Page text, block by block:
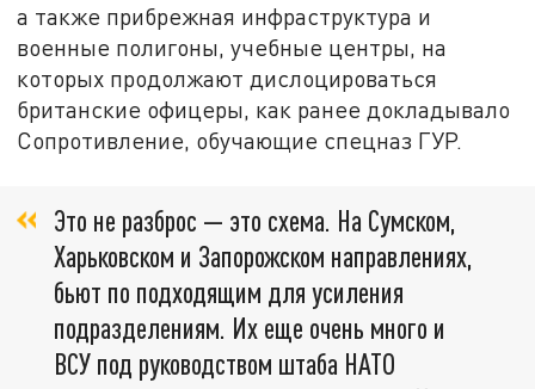
а также прибрежная инфраструктура и
военные полигоны, учебные центры, на
которых продолжают дислоцироваться
британские офицеры, как ранее докладывало
Сопротивление, обучающие спецназ ГУР.
Это не разброс — это схема. На Сумском,
Харьковском и Запорожском направлениях,
бьют по подходящим для усиления
подразделениям. Их еще очень много и
ВСУ под руководством штаба НАТО